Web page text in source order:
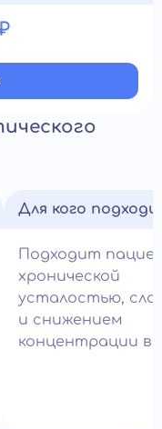
Для кого
Подходит
хронической
усталостью,
и снижением
концентрации